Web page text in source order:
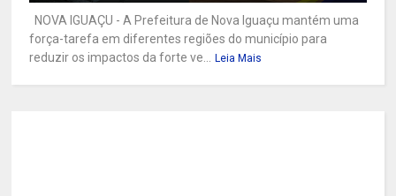
NOVA IGUAÇU - A Prefeitura de Nova Iguaçu mantém uma
força-tarefa em diferentes regiões do município para
reduzir os impactos da forte ve...
Leia Mais